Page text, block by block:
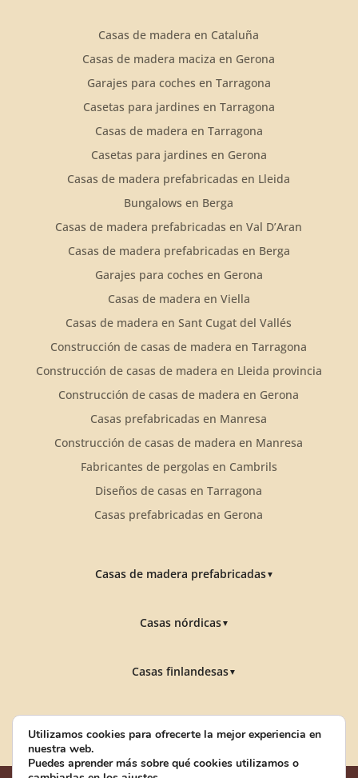
Casas de madera en Cataluña
Casas de madera maciza en Gerona
Garajes para coches en Tarragona
Casetas para jardines en Tarragona
Casas de madera en Tarragona
Casetas para jardines en Gerona
Casas de madera prefabricadas en Lleida
Bungalows en Berga
Casas de madera prefabricadas en Val D’Aran
Casas de madera prefabricadas en Berga
Garajes para coches en Gerona
Casas de madera en Viella
Casas de madera en Sant Cugat del Vallés
Construcción de casas de madera en Tarragona
Construcción de casas de madera en Lleida provincia
Construcción de casas de madera en Gerona
Casas prefabricadas en Manresa
Construcción de casas de madera en Manresa
Fabricantes de pergolas en Cambrils
Diseños de casas en Tarragona
Casas prefabricadas en Gerona
Casas de madera prefabricadas▼
Casas nórdicas▼
Casas finlandesas▼
Construcciones de madera
Utilizamos cookies para ofrecerte la mejor experiencia en
nuestra web.
Puedes aprender más sobre qué cookies utilizamos o